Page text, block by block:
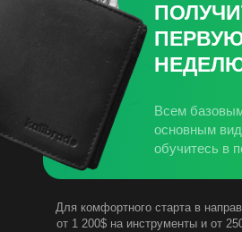
Всем
основным
обучитесь в
Для комфортного старта в
от 1 200$ на инструменты и от